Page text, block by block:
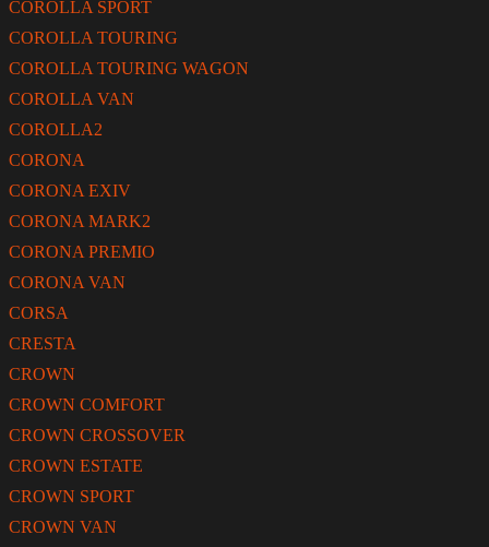
COROLLA SPORT
COROLLA TOURING
COROLLA TOURING WAGON
COROLLA VAN
COROLLA2
CORONA
CORONA EXIV
CORONA MARK2
CORONA PREMIO
CORONA VAN
CORSA
CRESTA
CROWN
CROWN COMFORT
CROWN CROSSOVER
CROWN ESTATE
CROWN SPORT
CROWN VAN